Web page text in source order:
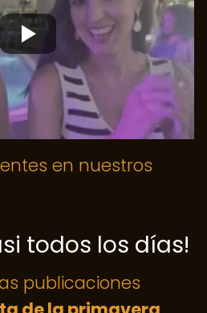
en nuestros
todos los días!
publicaciones